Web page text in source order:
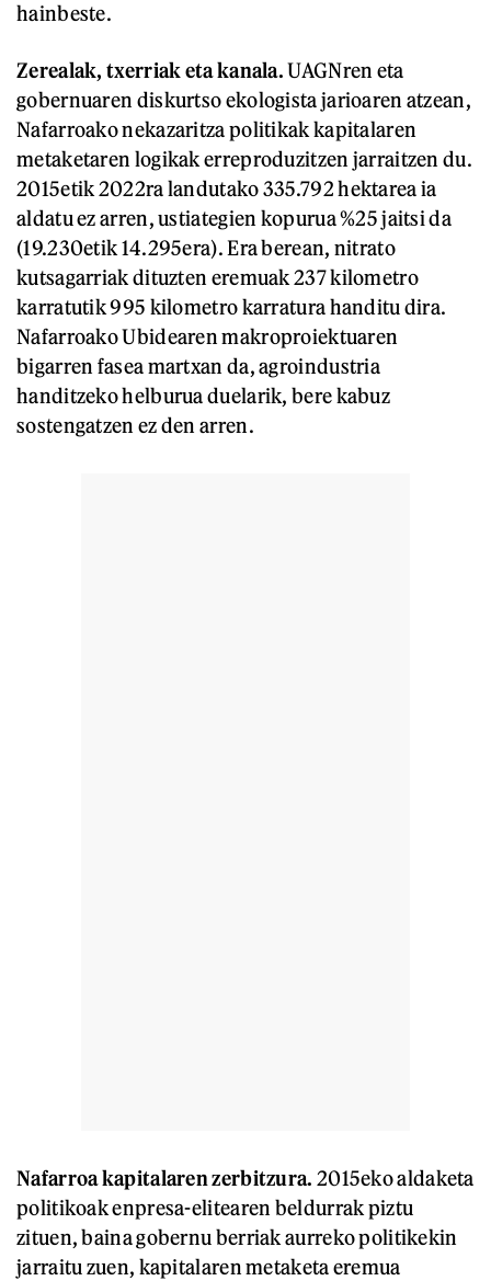
hainbeste.
Zerealak, txerriak eta kanala.UAGNren eta
gobernuaren diskurtso ekologista jarioaren atzean,
Nafarroako nekazaritza politikak kapitalaren
metaketaren logikak erreproduzitzen jarraitzen du.
2015etik 2022ra landutako 335.792 hektarea ia
aldatu ez arren, ustiategien kopurua %25 jaitsi da
(19.230etik 14.295era). Era berean, nitrato
kutsagarriak dituzten eremuak 237 kilometro
karratutik 995 kilometro karratura handitu dira.
Nafarroako Ubidearen makroproiektuaren
bigarren fasea martxan da, agroindustria
handitzeko helburua duelarik, bere kabuz
sostengatzen ez den arren.
Nafarroa kapitalaren zerbitzura. 2015eko aldaketa
politikoak enpresa-elitearen beldurrak piztu
zituen, baina gobernu berriak aurreko politikekin
jarraitu zuen, kapitalaren metaketa eremua